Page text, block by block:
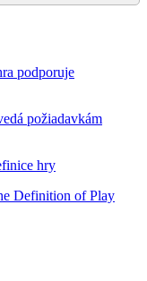
podporuje
požiadavkám
hry
Definition of Play